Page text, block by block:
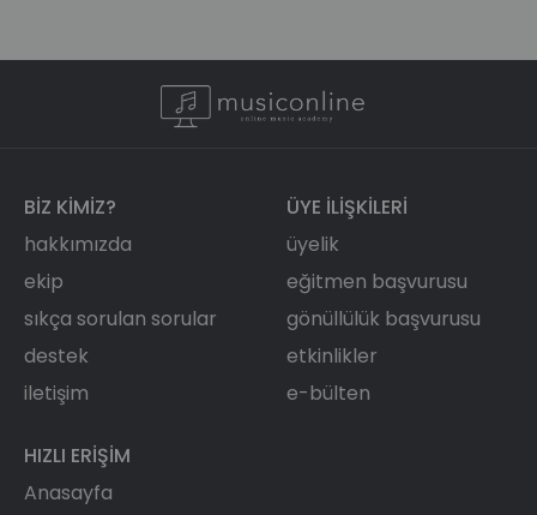
BIZ KIMIZ?
hakkımızda
ekip
sıkça sorulan sorular
destek
iletişim
ÜYE ILIŞKILERI
üyelik
eğitmen başvurusu
gönüllülük başvurusu
etkinlikler
e-bülten
HIZLI ERIŞIM
Anasayfa